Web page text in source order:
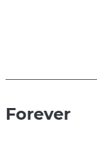
Forever